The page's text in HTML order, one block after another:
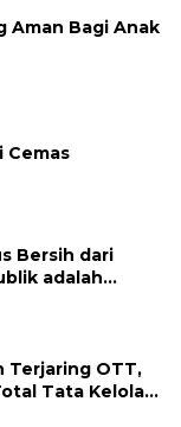
Aman Bagi Anak
Cemas
Bersih dari
adalah
Terjaring OTT,
Tata Kelola